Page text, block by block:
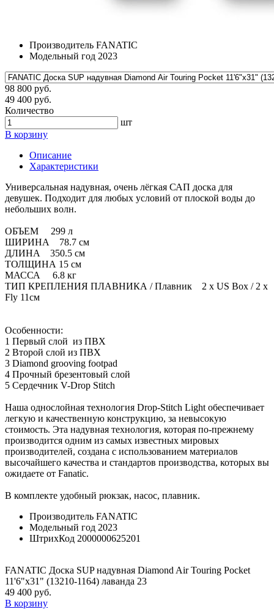
Производитель FANATIC
Модельный год 2023
98 800 руб.
49 400 руб.
Количество
шт
В корзину
Описание
Характеристики
Универсальная надувная, очень лёгкая САП доска для
девушек. Подходит для любых условий от плоской воды до
небольших волн.
ОБЪЕМ 299 л
ШИРИНА 78.7 см
ДЛИНА 350.5 см
ТОЛЩИНА 15 см
МАССА 6.8 кг
ТИП КРЕПЛЕНИЯ ПЛАВНИКА / Плавник 2 x US Box / 2 x
Fly 11см
Особенности:
1 Первый слой из ПВХ
2 Второй слой из ПВХ
3 Diamond grooving footpad
4 Прочный брезентовый слой
5 Сердечник V-Drop Stitch
Наша однослойная технология Drop-Stitch Light обеспечивает
легкую и качественную конструкцию, за невысокую
стоимость. Эта надувная технология, которая по-прежнему
производится одним из самых известных мировых
производителей, создана с использованием материалов
высочайшего качества и стандартов производства, которых вы
ожидаете от Fanatic.
В комплекте удобный рюкзак, насос, плавник.
Производитель FANATIC
Модельный год 2023
ШтрихКод 2000000625201
FANATIC Доска SUP надувная Diamond Air Touring Pocket
11'6"x31" (13210-1164) лаванда 23
49 400 руб.
В корзину